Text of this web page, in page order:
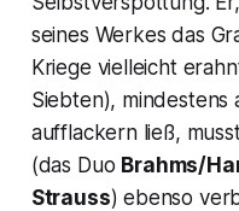
seines Werkes das
Kriege vielleicht
Siebten), mindestens
aufflackern ließ,
(das Duo Brahms/
Strauss) ebenso